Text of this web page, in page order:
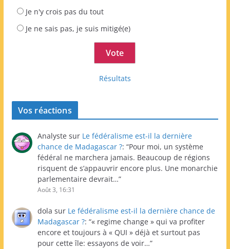
Je n'y crois pas du tout
Je ne sais pas, je suis mitigé(e)
Résultats
Vos réactions
Analyste sur Le fédéralisme est-il la dernière
chance de Madagascar ?: “Pour moi, un système
fédéral ne marchera jamais. Beaucoup de régions
risquent de s’appauvrir encore plus. Une monarchie
parlementaire devrait…”
Août 3, 16:31
dola sur Le fédéralisme est-il la dernière chance de
Madagascar ?: “« regime change » qui va profiter
encore et toujours à « QUI » déjà et surtout pas
pour cette île: essayons de voir…”